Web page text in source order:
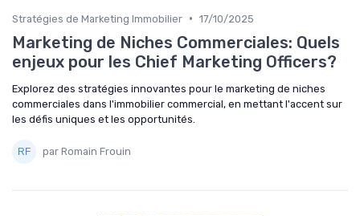
Stratégies de Marketing Immobilier • 17/10/2025
Marketing de Niches Commerciales: Quels
enjeux pour les Chief Marketing Officers?
Explorez des stratégies innovantes pour le marketing de niches
commerciales dans l'immobilier commercial, en mettant l'accent sur
les défis uniques et les opportunités.
par Romain Frouin